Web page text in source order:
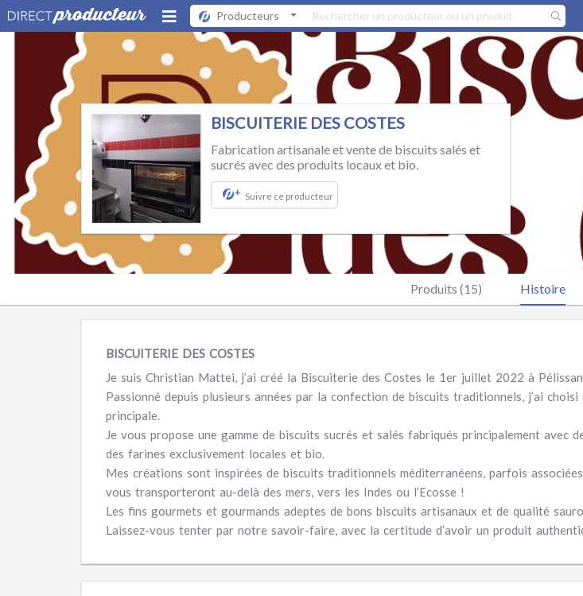
Producteurs
BISCUITERIE DES COSTES
Fabrication artisanale et vente de biscuits salés et
sucrés avec des produits locaux et bio.
+ Suivre ce producteur
Produits (15) Histoire
BISCUITERIE DES COSTES
Je suis Christian Mattei, j’ai créé la Biscuiterie des Costes le 1er juillet 2022 à
Passionné depuis plusieurs années par la confection de biscuits traditionnels, j’ai
principale.
Je vous propose une gamme de biscuits sucrés et salés fabriqués principalement avec
des farines exclusivement locales et bio.
Mes créations sont inspirées de biscuits traditionnels méditerranéens, parfois
vous transporteront au-delà des mers, vers les Indes ou l’Ecosse !
Les fins gourmets et gourmands adeptes de bons biscuits artisanaux et de qualité
Laissez-vous tenter par notre savoir-faire, avec la certitude d’avoir un produit